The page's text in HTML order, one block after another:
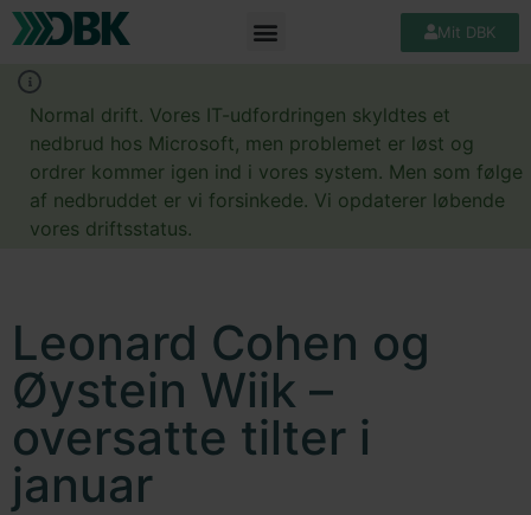
Mit DBK
Normal drift. Vores IT-udfordringen skyldtes et
nedbrud hos Microsoft, men problemet er løst og
ordrer kommer igen ind i vores system. Men som følge
af nedbruddet er vi forsinkede. Vi opdaterer løbende
vores driftsstatus.
Leonard Cohen og
Øystein Wiik –
oversatte tilter i
januar